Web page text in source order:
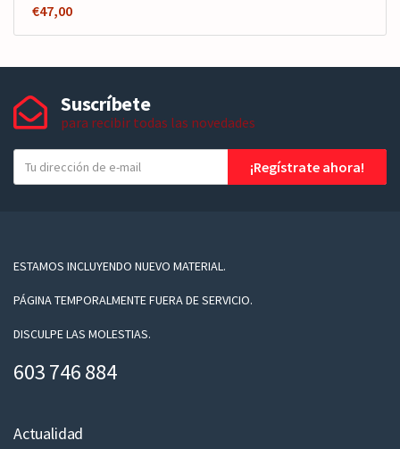
€47,00
Suscríbete
para recibir todas las novedades
u
a
l
¡Regístrate ahora!
ESTAMOS INCLUYENDO NUEVO MATERIAL.
PÁGINA TEMPORALMENTE FUERA DE SERVICIO.
DISCULPE LAS MOLESTIAS.
603 746 884
Actualidad